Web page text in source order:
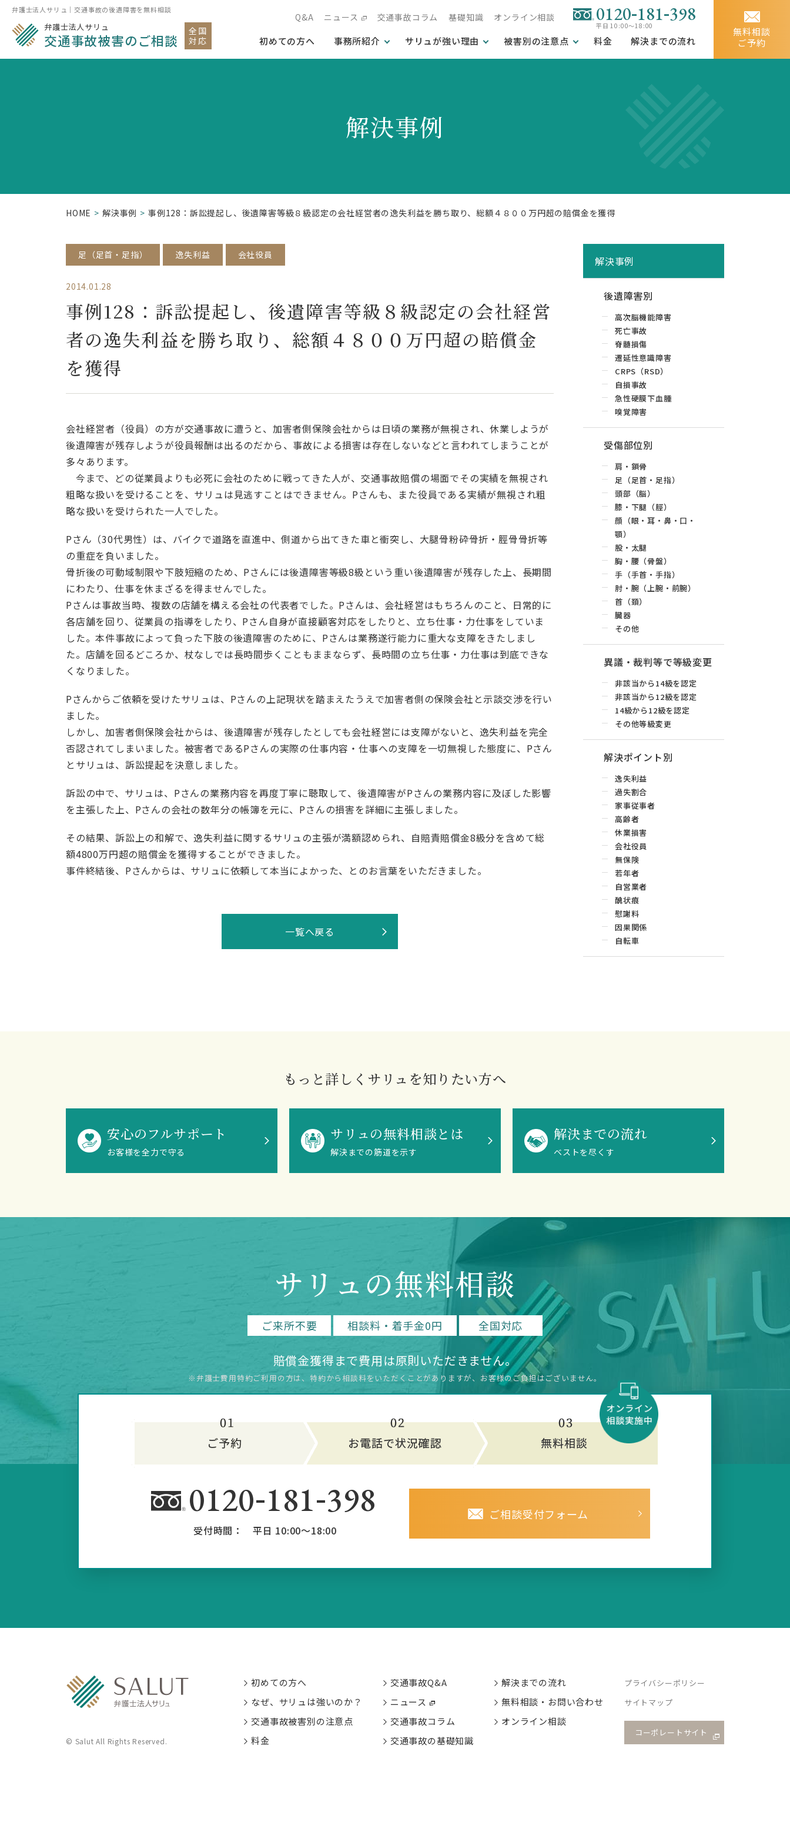
弁護士法人サリュ｜交通事故の後遺障害を無料相談
弁護士法人サリュ
交通事故被害のご相談
全国
対応
Q&A ニュース 交通事故コラム 基礎知識 オンライン相談 0120-181-398
平日 10:00～18:00
無料相談
ご予約
初めての方へ 事務所紹介 サリュが強い理由 被害別の注意点 料金 解決までの流れ
解決事例
HOME 解決事例 事例128：訴訟提起し、後遺障害等級８級認定の会社経営者の逸失利益を勝ち取り、総額４８００万円超の賠償金を獲得
足（足首・足指） 逸失利益 会社役員
2014.01.28
事例128：訴訟提起し、後遺障害等級８級認定の会社経営
者の逸失利益を勝ち取り、総額４８００万円超の賠償金
を獲得
会社経営者（役員）の方が交通事故に遭うと、加害者側保険会社からは日頃の業務が無視され、休業しようが
後遺障害が残存しようが役員報酬は出るのだから、事故による損害は存在しないなどと言われてしまうことが
多々あります。
今まで、どの従業員よりも必死に会社のために戦ってきた人が、交通事故賠償の場面でその実績を無視され
粗略な扱いを受けることを、サリュは見逃すことはできません。Pさんも、また役員である実績が無視され粗
略な扱いを受けられた一人でした。
Pさん（30代男性）は、バイクで道路を直進中、側道から出てきた車と衝突し、大腿骨粉砕骨折・脛骨骨折等
の重症を負いました。
骨折後の可動域制限や下肢短縮のため、Pさんには後遺障害等級8級という重い後遺障害が残存した上、長期間
にわたり、仕事を休まざるを得ませんでした。
Pさんは事故当時、複数の店舗を構える会社の代表者でした。Pさんは、会社経営はもちろんのこと、日常的に
各店舗を回り、従業員の指導をしたり、Pさん自身が直接顧客対応をしたりと、立ち仕事・力仕事をしていま
した。本件事故によって負った下肢の後遺障害のために、Pさんは業務遂行能力に重大な支障をきたしまし
た。店舗を回るどころか、杖なしでは長時間歩くこともままならず、長時間の立ち仕事・力仕事は到底できな
くなりました。
Pさんからご依頼を受けたサリュは、Pさんの上記現状を踏まえたうえで加害者側の保険会社と示談交渉を行い
ました。
しかし、加害者側保険会社からは、後遺障害が残存したとしても会社経営には支障がないと、逸失利益を完全
否認されてしまいました。被害者であるPさんの実際の仕事内容・仕事への支障を一切無視した態度に、Pさん
とサリュは、訴訟提起を決意しました。
訴訟の中で、サリュは、Pさんの業務内容を再度丁寧に聴取して、後遺障害がPさんの業務内容に及ぼした影響
を主張した上、Pさんの会社の数年分の帳簿を元に、Pさんの損害を詳細に主張しました。
その結果、訴訟上の和解で、逸失利益に関するサリュの主張が満額認められ、自賠責賠償金8級分を含めて総
額4800万円超の賠償金を獲得することができました。
事件終結後、Pさんからは、サリュに依頼して本当によかった、とのお言葉をいただきました。
一覧へ戻る
解決事例
後遺障害別
高次脳機能障害
死亡事故
脊髄損傷
遷延性意識障害
CRPS（RSD）
自損事故
急性硬膜下血腫
嗅覚障害
受傷部位別
肩・鎖骨
足（足首・足指）
頭部（脳）
膝・下腿（脛）
顔（眼・耳・鼻・口・
顎）
股・太腿
胸・腰（骨盤）
手（手首・手指）
肘・腕（上腕・前腕）
首（頚）
臓器
その他
異議・裁判等で等級変更
非該当から14級を認定
非該当から12級を認定
14級から12級を認定
その他等級変更
解決ポイント別
逸失利益
過失割合
家事従事者
高齢者
休業損害
会社役員
無保険
若年者
自営業者
醜状痕
慰謝料
因果関係
自転車
もっと詳しくサリュを知りたい方へ
安心のフルサポート
お客様を全力で守る
サリュの無料相談とは
解決までの筋道を示す
解決までの流れ
ベストを尽くす
サリュの無料相談
ご来所不要 相談料・着手金0円 全国対応
賠償金獲得まで費用は原則いただきません。
※弁護士費用特約ご利用の方は、特約から相談料をいただく ことがありますが、お客様のご負担はございません。
0120-181-398
受付時間： 平日 10:00～18:00
ご相談受付フォーム
初めての方へ
なぜ、サリュは強いのか？
交通事故被害別の注意点
料金
交通事故Q&A
ニュース
交通事故コラム
交通事故の基礎知識
解決までの流れ
無料相談・お問い合わせ
オンライン相談
プライバシーポリシー
サイトマップ
コーポレートサイト
© Salut All Rights Reserved.